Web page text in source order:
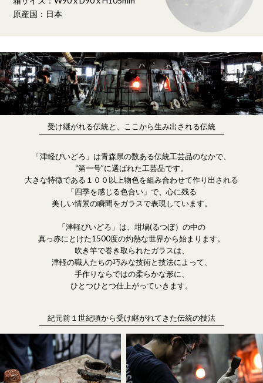
原産国：日本
受け継がれる伝統と、ここから生み出される伝統
「津軽びいどろ」は青森県の数ある伝統工芸品のなかで、
“第一号”に選ばれた工芸品です。
大きな特徴である１００以上物色を組み合わせて作り出される
「四季を感じる色合い」で、心に残る
美しい情景の瞬間をガラスで表現しています。
「津軽びいどろ」は、坩堝(るつぼ）の中の
真っ赤にとけた1500度の灼熱な世界から始まります。
吹き竿で巻き取られたガラスは、
津軽の職人たちの巧みな技術と技法によって、
手作りならではの柔らかな形に、
ひとつひとつ仕上がっていきます。
紀元前１世紀頃から受け継がれてきた伝統の技法